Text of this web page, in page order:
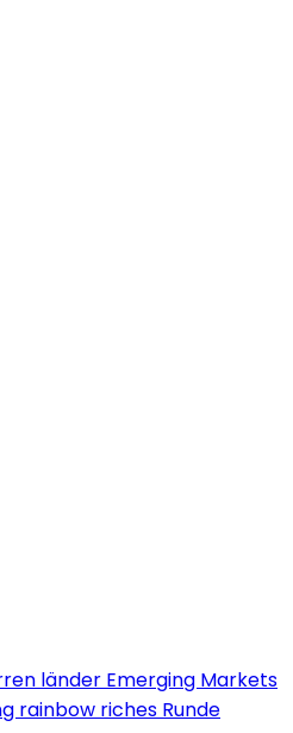
länder Emerging Markets
rainbow riches Runde